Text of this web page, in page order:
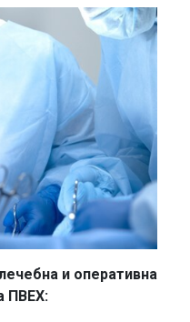
и оперативна
ПВЕХ: